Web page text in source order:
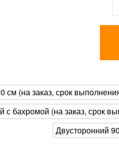
см (на заказ, срок
с бахромой (на заказ, срок
Двусторонний